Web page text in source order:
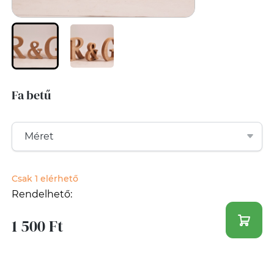
Fa betű
Csak 1 elérhető
Rendelhető:
1 500 Ft